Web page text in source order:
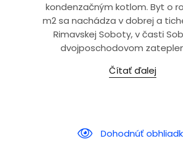
kondenzačným kotlom. Byt o
m2 sa nachádza v dobrej a
Rimavskej Soboty, v časti
dvojposchodovom
Čítať ďalej
Dohodnúť